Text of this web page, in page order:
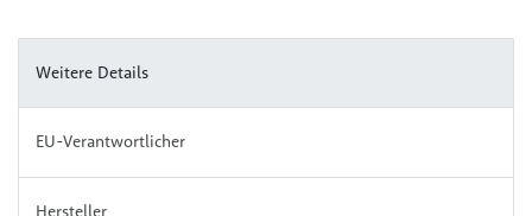
Weitere Details
EU-Verantwortlicher
Hersteller